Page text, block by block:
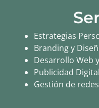
Estrategias
Branding y
Desarrollo Web
Publicidad Digital
Gestión de